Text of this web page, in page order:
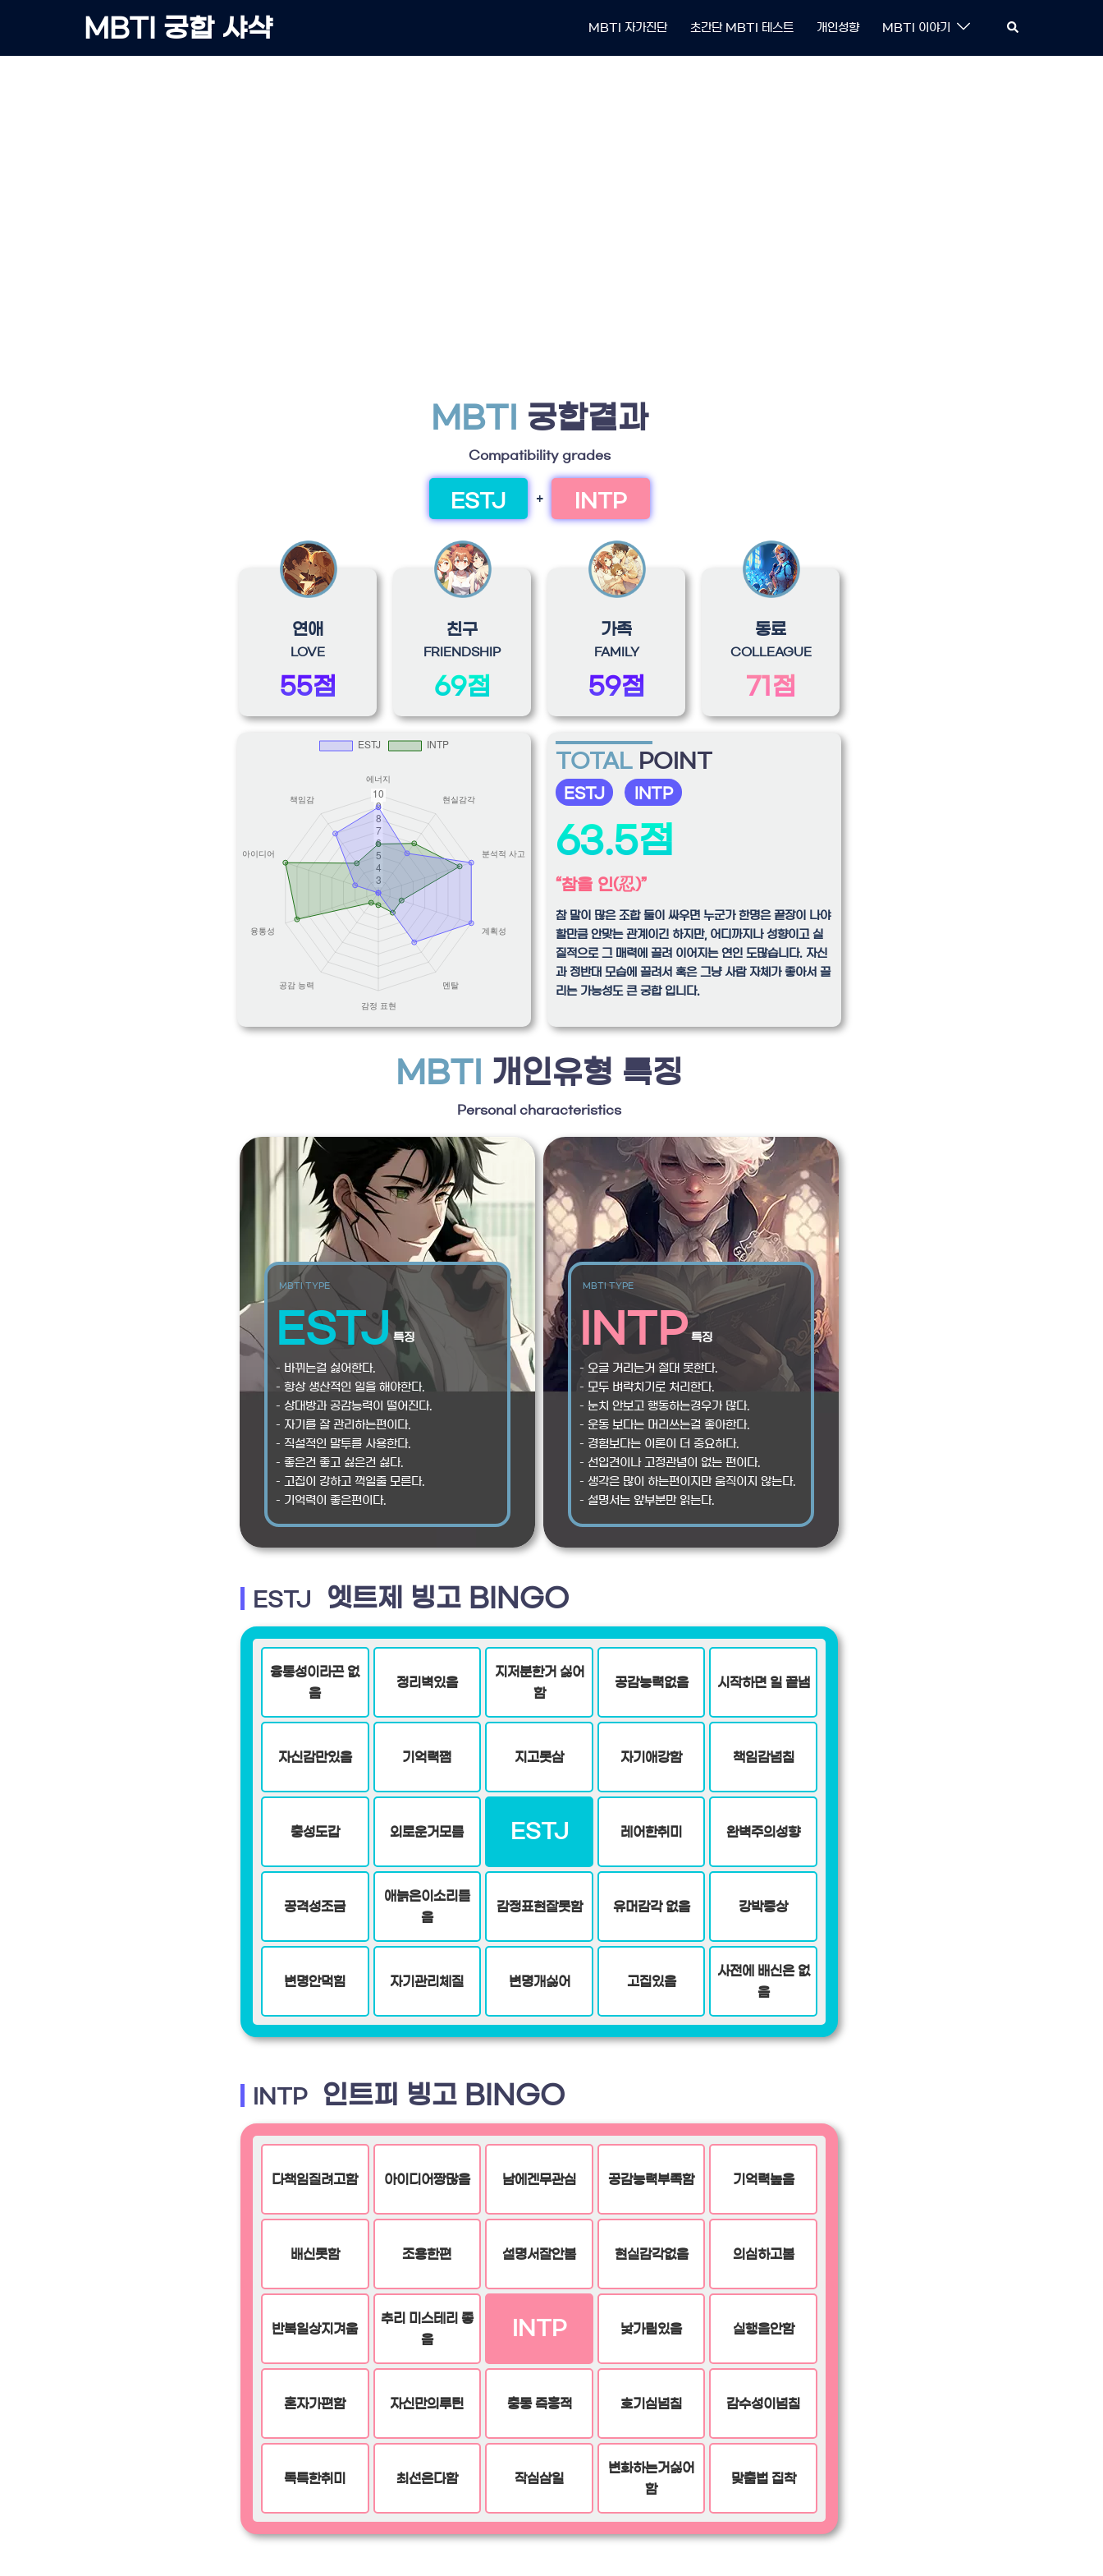
content
MBTI 궁합 샤샥 MBTI 자가진단 초간단 MBTI 테스트 개인성향 MBTI 이야기 Search
MBTI 궁합결과
Compatibility grades
ESTJ + INTP
연애
LOVE
55점
친구
FRIENDSHIP
69점
가족
FAMILY
59점
동료
COLLEAGUE
71점
TOTAL POINT
ESTJ INTP
63.5점
“참을 인(忍)”
참 말이 많은 조합 둘이 싸우면 누군가 한명은 끝장이 나야
할만큼 안맞는 관계이긴 하지만, 어디까지나 성향이고 실
질적으로 그 매력에 끌려 이어지는 연인 도많습니다. 자신
과 정반대 모습에 끌려서 혹은 그냥 사람 자체가 좋아서 끌
리는 가능성도 큰 궁합 입니다.
MBTI 개인유형 특징
Personal characteristics
MBTI TYPE
ESTJ특징
– 바뀌는걸 싫어한다.
– 항상 생산적인 일을 해야한다.
– 상대방과 공감능력이 떨어진다.
– 자기를 잘 관리하는편이다.
– 직설적인 말투를 사용한다.
– 좋은건 좋고 싫은건 싫다.
– 고집이 강하고 꺽일줄 모른다.
– 기억력이 좋은편이다.
MBTI TYPE
INTP 특징
– 오글 거리는거 절대 못한다.
– 모두 벼락치기로 처리한다.
– 눈치 안보고 행동하는경우가 많다.
– 운동 보다는 머리쓰는걸 좋아한다.
– 경험보다는 이론이 더 중요하다.
– 선입견이나 고정관념이 없는 편이다.
– 생각은 많이 하는편이지만 움직이지 않는다.
– 설명서는 앞부분만 읽는다.
ESTJ 엣트제 빙고 BINGO
융통성이라곤 없
음
정리벽있음
지저분한거 싫어
함
공감능력없음 시작하면 일 끝냄
자신감만있음 기억력쩜 지고못삼 자기애강함 책임감넘침
충성도갑 외로운거모름 ESTJ 레어한취미 완벽주의성향
공격성조금
애늙은이소리들
음
감정표현잘못함 유머감각 없음 강박증상
변명안먹힘 자기관리체질 변명개싫어 고집있음
사전에 배신은 없
음
INTP 인트피 빙고 BINGO
다책임질려고함 아이디어짱많음 남에겐무관심 공감능력부족함 기억력높음
배신못함 조용한편 설명서잘안봄 현실감각없음 의심하고봄
반복일상지겨움
추리 미스테리 좋
음
INTP 낯가림있음 실행을안함
혼자가편함 자신만의루틴 충동 즉흥적 호기심넘침 감수성이넘침
독특한취미 최선은다함 작심삼일
변화하는거싫어
함
맞춤법 집착